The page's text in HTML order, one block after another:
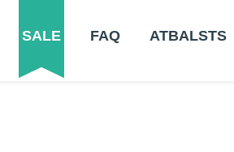
SALE FAQ ATBALSTS